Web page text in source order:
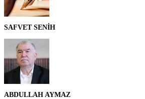
SAFVET SENİH
ABDULLAH AYMAZ